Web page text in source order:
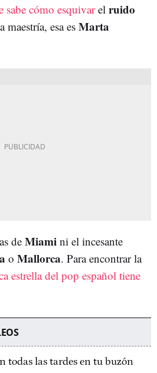
sabe cómo esquivarel ruido
maestría, esa esMarta
de Miami ni el incesante
o Mallorca. Para encontrar la
estrella del pop español tiene
todas las tardes en tu buzón